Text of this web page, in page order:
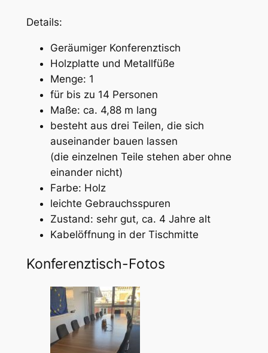
Details:
Geräumiger Konferenztisch
Holzplatte und Metallfüße
Menge: 1
für bis zu 14 Personen
Maße: ca. 4,88 m lang
besteht aus drei Teilen, die sich
auseinander bauen lassen
(die einzelnen Teile stehen aber ohne
einander nicht)
Farbe: Holz
leichte Gebrauchsspuren
Zustand: sehr gut, ca. 4 Jahre alt
Kabelöffnung in der Tischmitte
Konferenztisch-Fotos